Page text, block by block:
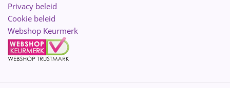
Privacy beleid
Cookie beleid
Webshop Keurmerk